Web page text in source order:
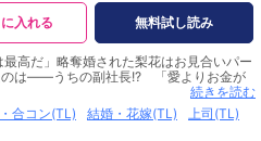
入れる 無料試し読み
最高だ」略奪婚された梨花はお見合いパー
のは――うちの副社長!? 「愛よりお金が
の結婚を望む男、見返す為に結婚を望む
抱かれて突き放せない…。
続きを読む
合コン(TL) 結婚・花嫁(TL)
上司(TL)